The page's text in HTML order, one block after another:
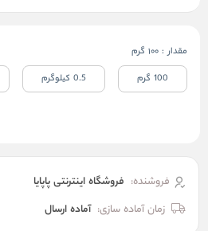
فروشنده: فروشگاه اینترنتی پاپایا
زمان آماده سازی: آماده ارسال
مقدار : 100 گرم
100 گرم
0.5 کیلوگرم